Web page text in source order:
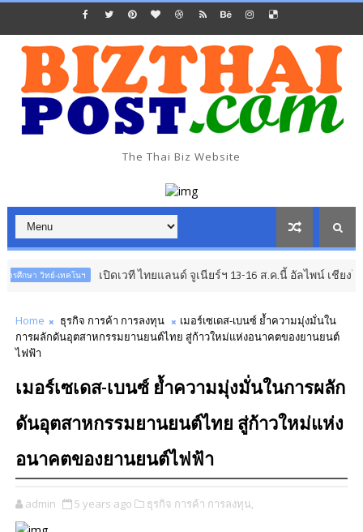
The Thai Biz Website
า วิทย์-เทคโนฯ เปิดเวที ไทยแลนด์ จูเนียร์ฯ 13-16 ส.ค.นี้ อัลไพน์ เชียงใหม่
Home ธุรกิจ การค้า การลงทุน
เมอร์เซเดส-เบนซ์ ย้ำความมุ่งมั่นใน
การผลักดันอุตสาหกรรมยานยนต์ไทย สู่ก้าวใหม่แห่งอนาคตของยานยนต์
ไฟฟ้า
เมอร์เซเดส-เบนซ์ ย้ำความมุ่งมั่นในการผลัก
ดันอุตสาหกรรมยานยนต์ไทย สู่ก้าวใหม่แห่ง
อนาคตของยานยนต์ไฟฟ้า
admin 5 years ago ธุรกิจ การค้า การลงทุน,